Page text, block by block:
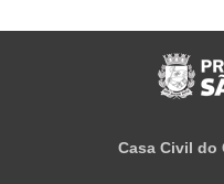
Casa Civil do